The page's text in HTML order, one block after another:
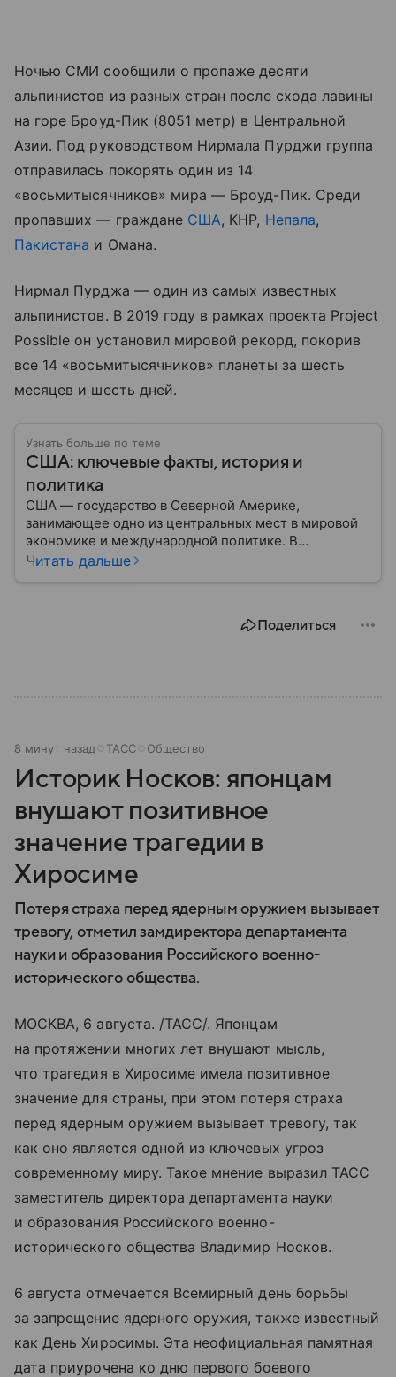
Ночью СМИ сообщили о пропаже десяти
альпинистов из разных стран после схода лавины
на горе Броуд-Пик (8051 метр) в Центральной
Азии. Под руководством Нирмала Пурджи группа
отправилась покорять один из 14
«восьмитысячников» мира — Броуд-Пик. Среди
пропавших — граждане США, КНР, Непала,
Пакистана и Омана.
Нирмал Пурджа — один из самых известных
альпинистов. В 2019 году в рамках проекта Project
Possible он установил мировой рекорд, покорив
все 14 «восьмитысячников» планеты за шесть
месяцев и шесть дней.
Узнать больше по теме
США: ключевые факты, история и
политика
США — государство в Северной Америке,
занимающее одно из центральных мест в мировой
экономике и международной политике. В
материале — основные сведения об этой стране.
Читать дальше
Поделиться
8 минут назад ТАСС Общество
Историк Носков: японцам
внушают позитивное
значение трагедии в
Хиросиме
Потеря страха перед ядерным оружием вызывает
тревогу, отметил замдиректора департамента
науки и образования Российского военно-
исторического общества.
МОСКВА, 6 августа. /ТАСС/. Японцам
на протяжении многих лет внушают мысль,
что трагедия в Хиросиме имела позитивное
значение для страны, при этом потеря страха
перед ядерным оружием вызывает тревогу, так
как оно является одной из ключевых угроз
современному миру. Такое мнение выразил ТАСС
заместитель директора департамента науки
и образования Российского военно-
исторического общества Владимир Носков.
6 августа отмечается Всемирный день борьбы
за запрещение ядерного оружия, также известный
как День Хиросимы. Эта неофициальная памятная
дата приурочена ко дню первого боевого